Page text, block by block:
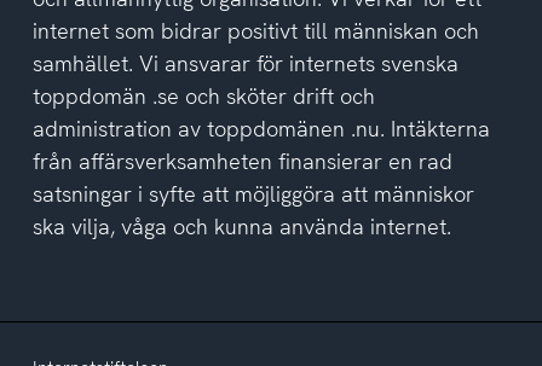
integritetspolicyn
internet som bidrar positivt till människan och
samhället. Vi ansvarar för internets svenska
toppdomän .se och sköter drift och
administration av toppdomänen .nu. Intäkterna
från affärsverksamheten finansierar en rad
satsningar i syfte att möjliggöra att människor
ska vilja, våga och kunna använda internet.